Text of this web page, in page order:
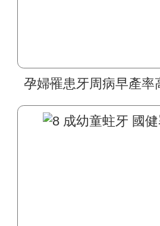
孕婦罹患牙周病早產率